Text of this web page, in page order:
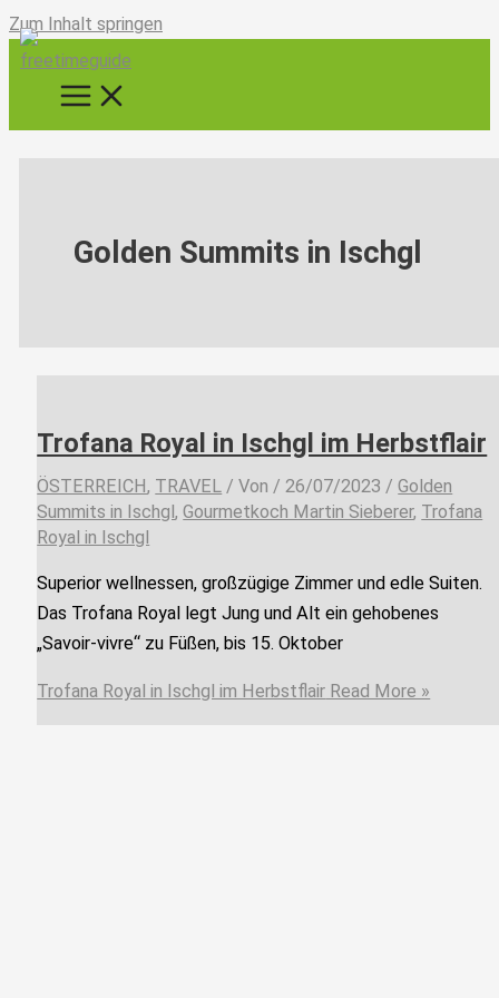
Zum Inhalt springen
Golden Summits in Ischgl
Trofana Royal in Ischgl im Herbstflair
ÖSTERREICH, TRAVEL / Von / 26/07/2023 /Golden
Summits in Ischgl,Gourmetkoch Martin Sieberer, Trofana
Royal in Ischgl
Superior wellnessen, großzügige Zimmer und edle Suiten.
Das Trofana Royal legt Jung und Alt ein gehobenes
„Savoir-vivre“ zu Füßen, bis 15. Oktober
Trofana Royal in Ischgl im Herbstflair Read More »